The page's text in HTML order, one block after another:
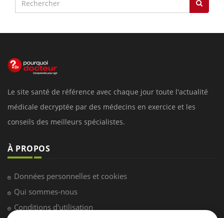
Le site santé de référence avec chaque jour toute l'actualité
médicale decryptée par des médecins en exercice et les
conseils des meilleurs spécialistes.
À PROPOS
Données personnelles et cookies
Qui sommes-nous
Conditions d'utilisation